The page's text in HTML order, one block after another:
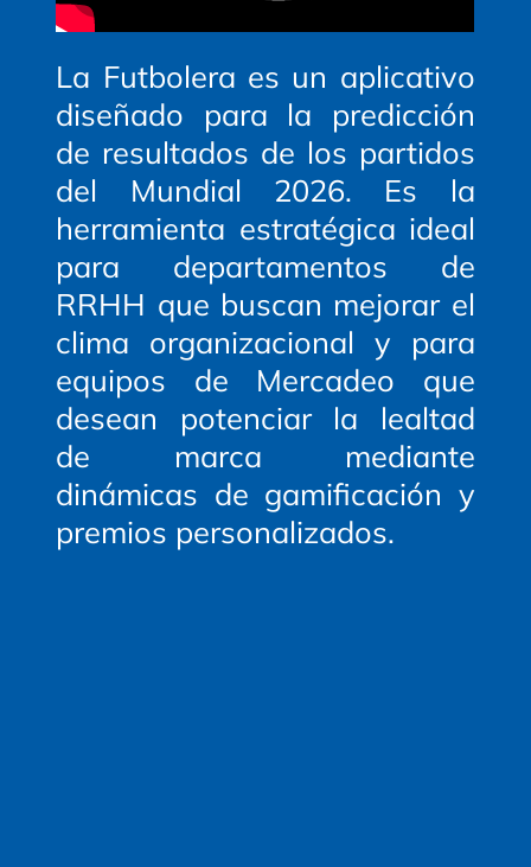
La Futbolera es un aplicativo
diseñado para la predicción
de resultados de los partidos
del Mundial 2026. Es la
herramienta estratégica ideal
para departamentos de
RRHH que buscan mejorar el
clima organizacional y para
equipos de Mercadeo que
desean potenciar la lealtad
de marca mediante
dinámicas de gamificación y
premios personalizados.